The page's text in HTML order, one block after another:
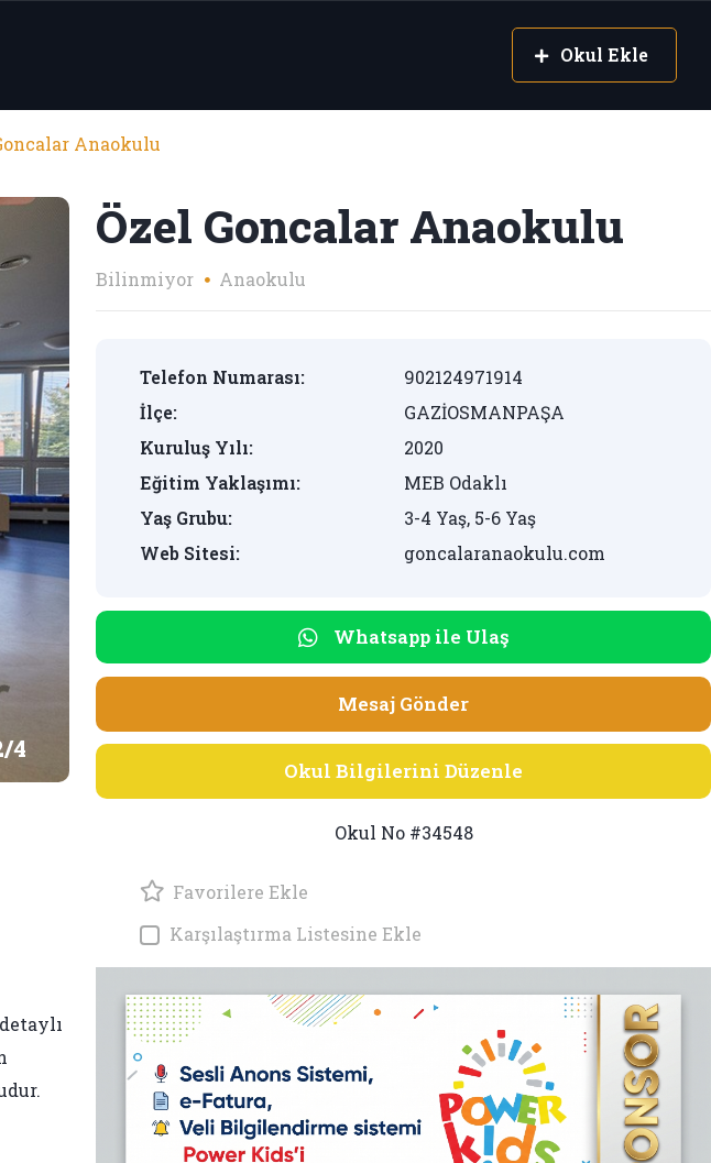
Okul Ekle
Anaokulu
/4
Özel Goncalar Anaokulu
Bilinmiyor Anaokulu
Telefon Numarası:
902124971914
İlçe:
GAZİOSMANPAŞA
Kuruluş Yılı:
2020
Eğitim Yaklaşımı:
MEB Odaklı
Yaş Grubu:
3-4 Yaş, 5-6 Yaş
Web Sitesi:
goncalaranaokulu.com
Whatsapp ile Ulaş
Mesaj Gönder
Okul Bilgilerini Düzenle
Okul No #34548
Favorilere Ekle
Karşılaştırma Listesine Ekle